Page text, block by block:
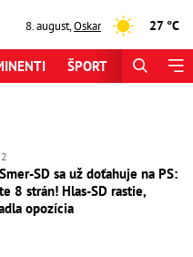
8. august,Oskar 27 °C
ŠPORT
SD sa už doťahuje na PS:
8 strán! Hlas-SD rastie,
opozícia